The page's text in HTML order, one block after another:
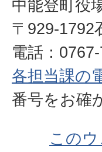
中能登町役
〒929-1792
電話：
各担当課の
番号をお
この